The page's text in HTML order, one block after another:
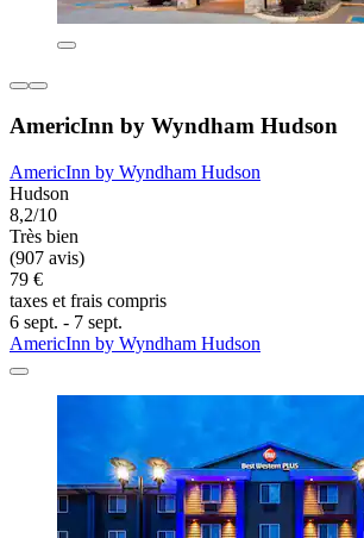
AmericInn by Wyndham Hudson
AmericInn by Wyndham Hudson
Hudson
8,2/10
Très bien
(907 avis)
79 €
taxes et frais compris
6 sept. - 7 sept.
AmericInn by Wyndham Hudson